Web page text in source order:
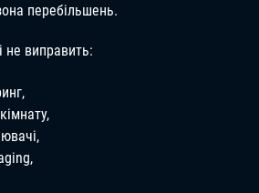
перебільшень.
не виправить: